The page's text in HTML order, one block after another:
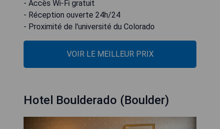
- Accès Wi-Fi gratuit
- Réception ouverte 24h/24
- Proximité de l'université du Colorado
VOIR LE MEILLEUR PRIX
Hotel Boulderado (Boulder)